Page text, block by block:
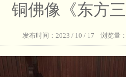
铜佛像《东方
发布时间：2023 / 10 / 17 浏览量